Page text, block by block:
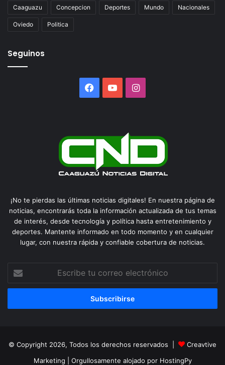
Caaguazu Concepcion Deportes Mundo Nacionales
Oviedo Politica
Seguinos
Facebook
YouTubeInstagram
¡No te pierdas las últimas noticias digitales! En nuestra página de
noticias, encontrarás toda la información actualizada de tus temas
de interés, desde tecnología y política hasta entretenimiento y
deportes. Mantente informado en todo momento y en cualquier
lugar, con nuestra rápida y confiable cobertura de noticias.
correo
© Copyright 2026, Todos los derechos reservados |
Creavtive
Marketing | Orgullosamente alojado por HostingPy